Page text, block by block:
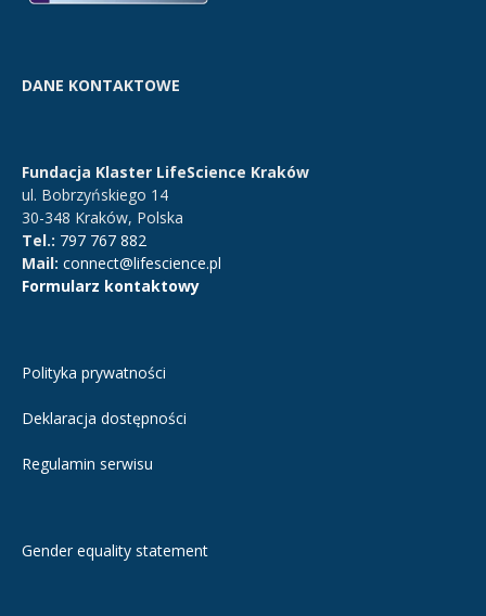
DANE KONTAKTOWE
Fundacja Klaster LifeScience Kraków
ul. Bobrzyńskiego 14
30-348 Kraków, Polska
Tel.: 797 767 882
Mail: connect@lifescience.pl
Formularz kontaktowy
Polityka prywatności
Deklaracja dostępności
Regulamin serwisu
Gender equality statement